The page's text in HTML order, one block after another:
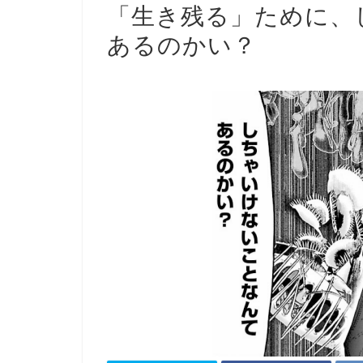
「生き残る」ために
あるのかい？